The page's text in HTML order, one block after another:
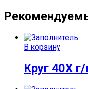
В корзину
Круг 40Х